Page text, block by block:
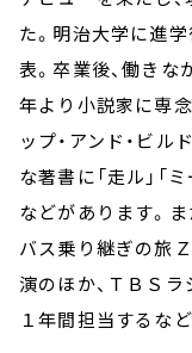
た。明治大学に進
表。卒業後、働き
年より小説家に専
ップ・アンド・ビル
な著書に「走ル」「
などがあります。ま
バス乗り継ぎの旅
演のほか、ＴＢＳ
１年間担当するな